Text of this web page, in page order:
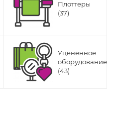
Плоттеры
(37)
Уценённое
оборудование
(43)